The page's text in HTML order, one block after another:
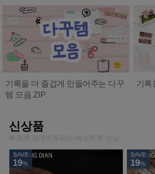
기록을 더 즐겁게 만들어주는 다꾸
템 모음.ZIP
기록
신상품
빠르게 업데이트되는 베스트펜 신상
SAVE
19%
SAVE
19%